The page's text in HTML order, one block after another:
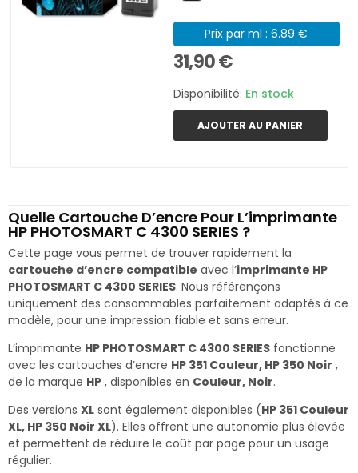
Prix par ml : 6.89 €
31,90 €
Disponibilité: En stock
AJOUTER AU PANIER
Quelle Cartouche D’encre Pour L’imprimante
HP PHOTOSMART C 4300 SERIES ?
Cette page vous permet de trouver rapidement la
cartouche d’encre compatible avec l’imprimante HP
PHOTOSMART C 4300 SERIES. Nous référençons
uniquement des consommables parfaitement adaptés à ce
modèle, pour une impression fiable et sans erreur.
L’imprimante HP PHOTOSMART C 4300 SERIES fonctionne
avec les cartouches d’encre HP 351 Couleur, HP 350 Noir ,
de la marque HP , disponibles en Couleur, Noir.
Des versions XL sont également disponibles (HP 351 Couleur
XL, HP 350 Noir XL). Elles offrent une autonomie plus élevée
et permettent de réduire le coût par page pour un usage
régulier.